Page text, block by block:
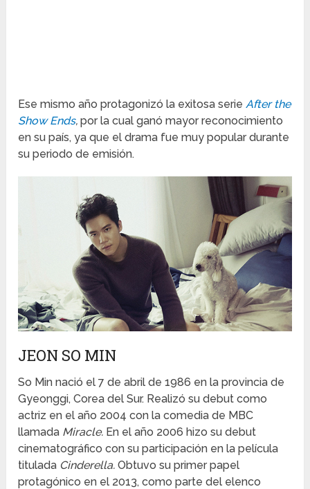
Ese mismo año protagonizó la exitosa serieAfter the
Show Ends,por la cual ganó mayor reconocimiento
en su país, ya que el drama fue muy popular durante
su periodo de emisión.
JEON SO MIN
So Min nació el 7 de abril de 1986 en la provincia de
Gyeonggi, Corea del Sur. Realizó su debut como
actriz en el año 2004 con la comedia de MBC
llamada Miracle. En el año 2006 hizo su debut
cinematográfico con su participación en la película
titulada Cinderella.Obtuvo su primer papel
protagónico en el 2013, como parte del elenco